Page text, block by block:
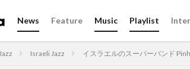
News Feature Music Playlist
Israeli Jazz イスラエルのスーパーバンド